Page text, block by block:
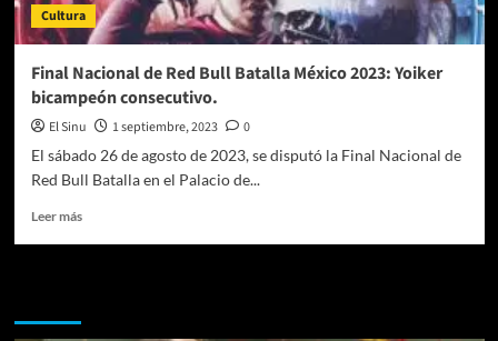
Cultura
Final Nacional de Red Bull Batalla México 2023: Yoiker
bicampeón consecutivo.
El Sinu 1 septiembre, 2023
0
El sábado 26 de agosto de 2023, se disputó la Final Nacional de
Red Bull Batalla en el Palacio de...
Leer másLeer
de